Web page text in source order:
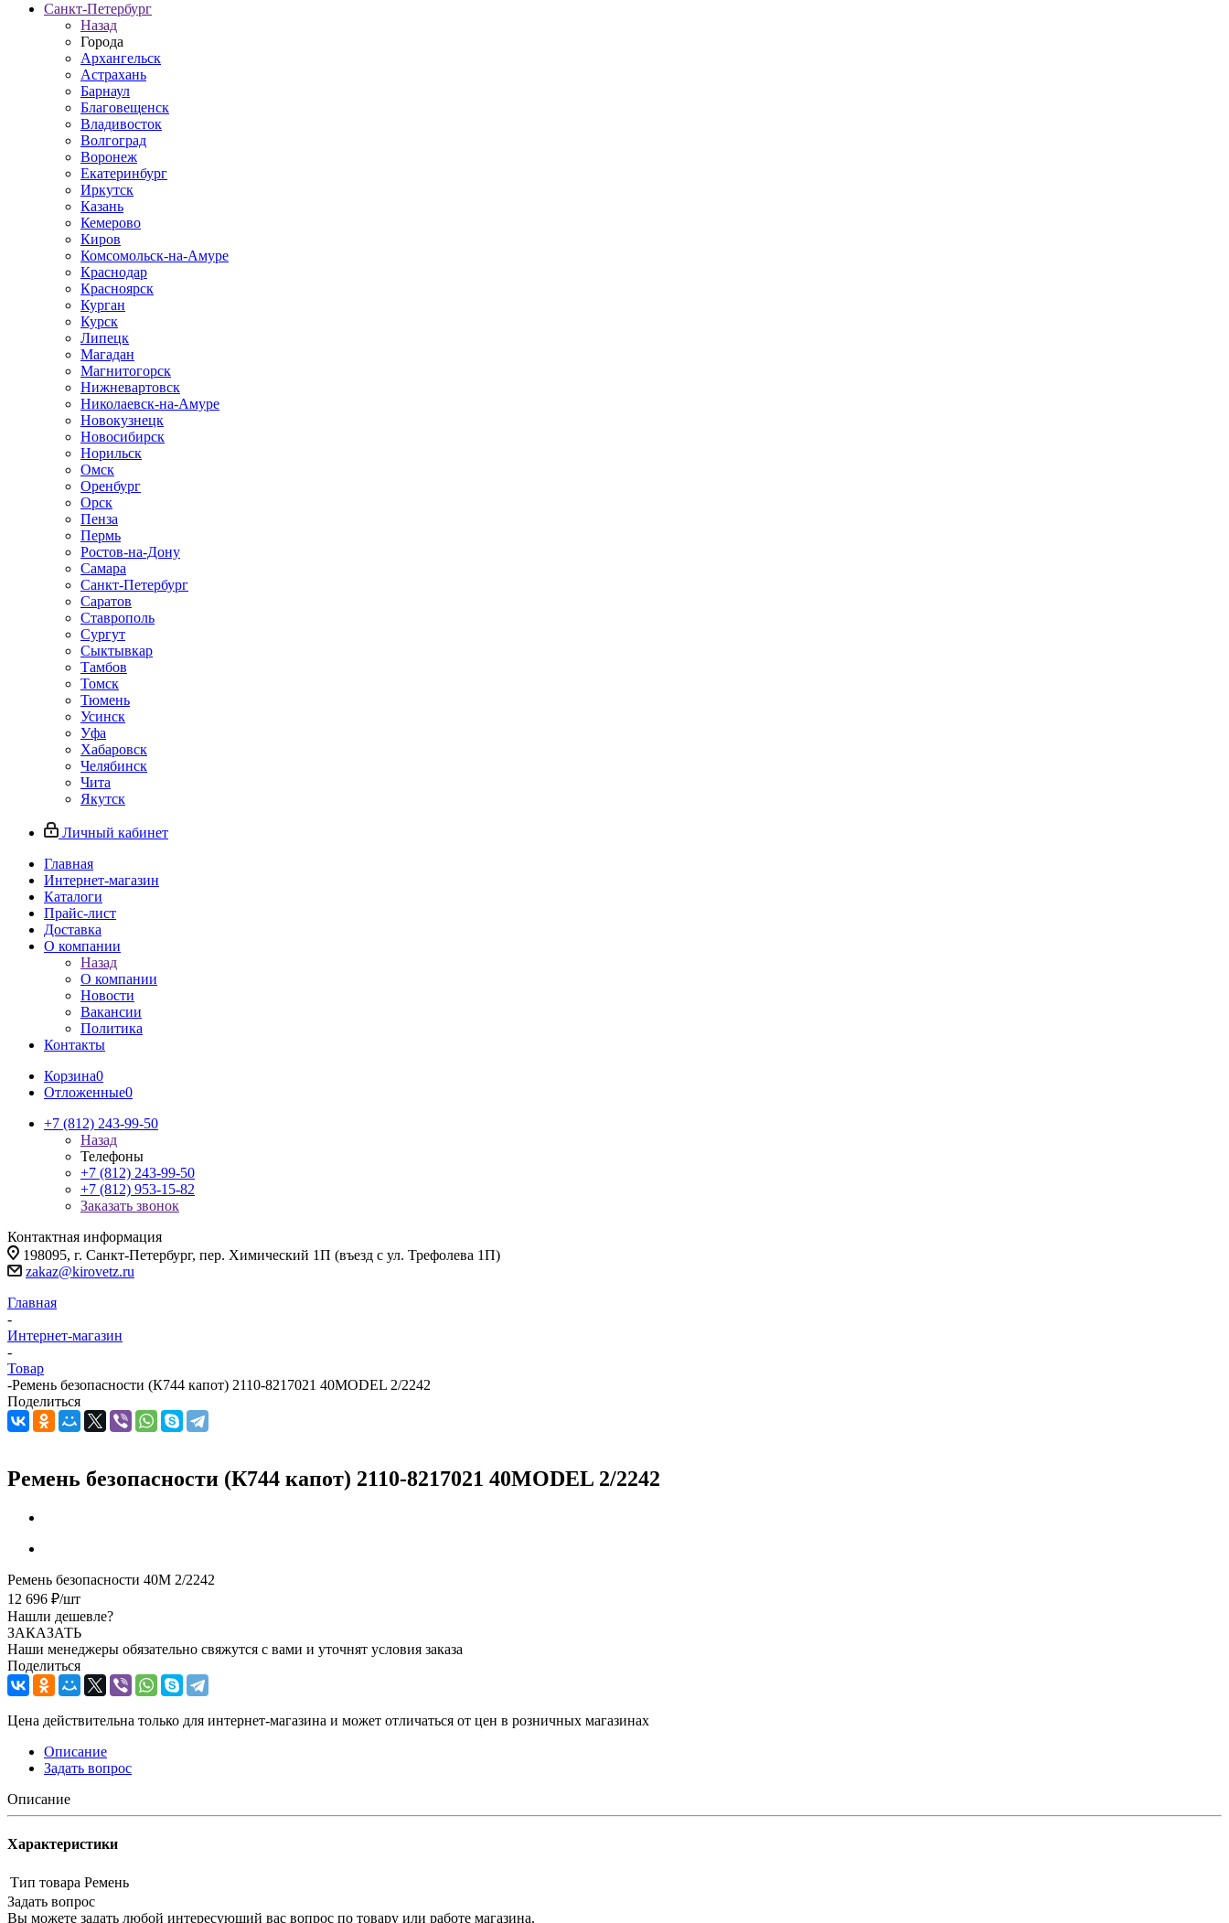
Санкт-Петербург
Назад
Города
Архангельск
Астрахань
Барнаул
Благовещенск
Владивосток
Волгоград
Воронеж
Екатеринбург
Иркутск
Казань
Кемерово
Киров
Комсомольск-на-Амуре
Краснодар
Красноярск
Курган
Курск
Липецк
Магадан
Магнитогорск
Нижневартовск
Николаевск-на-Амуре
Новокузнецк
Новосибирск
Норильск
Омск
Оренбург
Орск
Пенза
Пермь
Ростов-на-Дону
Самара
Санкт-Петербург
Саратов
Ставрополь
Сургут
Сыктывкар
Тамбов
Томск
Тюмень
Усинск
Уфа
Хабаровск
Челябинск
Чита
Якутск
Личный кабинет
Главная
Интернет-магазин
Каталоги
Прайс-лист
Доставка
О компании
Назад
О компании
Новости
Вакансии
Политика
Контакты
Корзина0
Отложенные0
+7 (812) 243-99-50
Назад
Телефоны
+7 (812) 243-99-50
+7 (812) 953-15-82
Заказать звонок
Контактная информация
198095, г. Санкт-Петербург, пер. Химический 1П (въезд с ул. Трефолева 1П)
zakaz@kirovetz.ru
Главная
-
Интернет-магазин
-
Товар
-Ремень безопасности (К744 капот) 2110-8217021 40MODEL 2/2242
Поделиться
Ремень безопасности (К744 капот) 2110-8217021 40MODEL 2/2242
Ремень безопасности 40M 2/2242
12 696 ₽/шт
Нашли дешевле?
ЗАКАЗАТЬ
Наши менеджеры обязательно свяжутся с вами и уточнят условия заказа
Поделиться
Цена действительна только для интернет-магазина и может отличаться от цен в розничных магазинах
Описание
Задать вопрос
Описание
Характеристики
Тип товара Ремень
Задать вопрос
Вы можете задать любой интересующий вас вопрос по товару или работе магазина.